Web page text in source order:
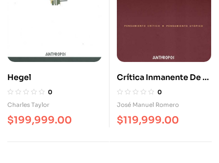
Hegel
0
Charles Taylor
$199,999.00
Crítica Inmanente De La
Sociedad 0
José Manuel Romero
$119,999.00